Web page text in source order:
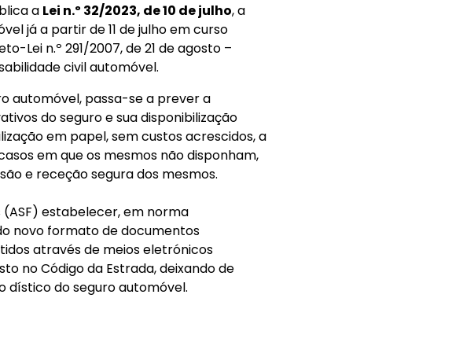
a Lei n.º 32/2023, de 10 de julho, a
já a partir de 11 de julho em curso
Lei n.º 291/2007, de 21 de agosto –
civil automóvel.
automóvel, passa-se a prever a
do seguro e sua disponibilização
em papel, sem custos acrescidos, a
em que os mesmos não disponham,
e receção segura dos mesmos.
(ASF) estabelecer, em norma
novo formato de documentos
através de meios eletrónicos
no Código da Estrada, deixando de
do seguro automóvel.